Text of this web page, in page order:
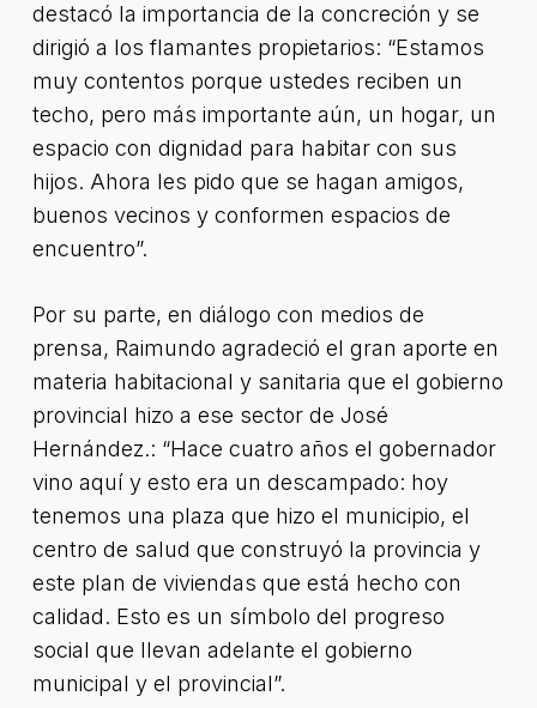
destacó la importancia de la concreción y se
dirigió a los flamantes propietarios: “Estamos
muy contentos porque ustedes reciben un
techo, pero más importante aún, un hogar, un
espacio con dignidad para habitar con sus
hijos. Ahora les pido que se hagan amigos,
buenos vecinos y conformen espacios de
encuentro”.
Por su parte, en diálogo con medios de
prensa, Raimundo agradeció el gran aporte en
materia habitacional y sanitaria que el gobierno
provincial hizo a ese sector de José
Hernández.: “Hace cuatro años el gobernador
vino aquí y esto era un descampado: hoy
tenemos una plaza que hizo el municipio, el
centro de salud que construyó la provincia y
este plan de viviendas que está hecho con
calidad. Esto es un símbolo del progreso
social que llevan adelante el gobierno
municipal y el provincial”.